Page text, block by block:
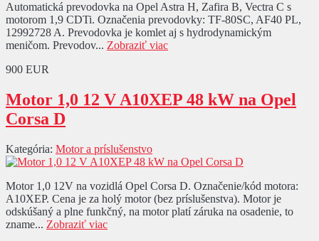
Automatická prevodovka na Opel Astra H, Zafira B, Vectra C s
motorom 1,9 CDTi. Označenia prevodovky: TF-80SC, AF40 PL,
12992728 A. Prevodovka je komlet aj s hydrodynamickým
meničom. Prevodov... Zobraziť viac
900 EUR
Motor 1,0 12 V A10XEP 48 kW na Opel
Corsa D
Kategória: Motor a príslušenstvo
Motor 1,0 12V na vozidlá Opel Corsa D. Označenie/kód motora:
A10XEP. Cena je za holý motor (bez príslušenstva). Motor je
odskúšaný a plne funkčný, na motor platí záruka na osadenie, to
zname... Zobraziť viac